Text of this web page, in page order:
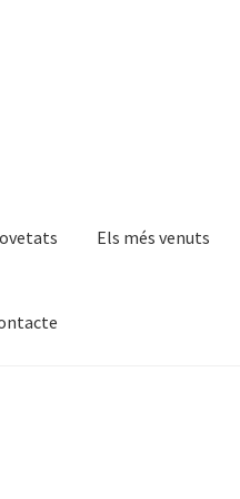
Els més venuts